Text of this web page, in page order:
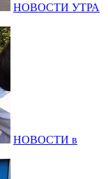
НОВОСТИ УТРА
НОВОСТИ в